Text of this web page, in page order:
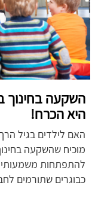
השקעה בחינוך
היא הכרח!
האם לילדים בגיל
מוכיח שהשקעה
להתפתחות
כבוגרים שתורמים